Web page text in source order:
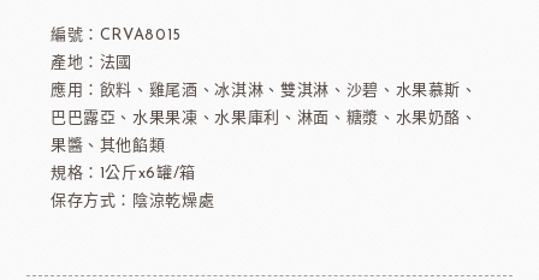
編號：CRVA8015
產地：法國
應用：飲料、雞尾酒、冰淇淋、雙淇淋、沙碧、水果慕斯、
巴巴露亞、水果果凍、水果庫利、淋面、糖漿、水果奶酪、
果醬、其他餡類
規格：1公斤x6罐/箱
保存方式：陰涼乾燥處